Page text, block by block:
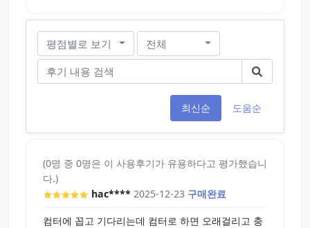
평점별로 보기 전체
최신순 도움순
(0명 중 0명은 이 사용후기가 유용하다고 평가했습니
다.)
hac**** 2025-12-23 구매완료
컴터에 꼽고 기다리는데 컴터로 하면 오래걸리고 충